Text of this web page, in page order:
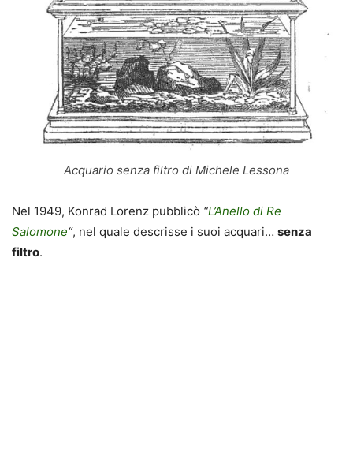
Acquario senza filtro di Michele Lessona
Nel 1949, Konrad Lorenz pubblicò “L’Anello di Re
Salomone“, nel quale descrisse i suoi acquari… senza
filtro.